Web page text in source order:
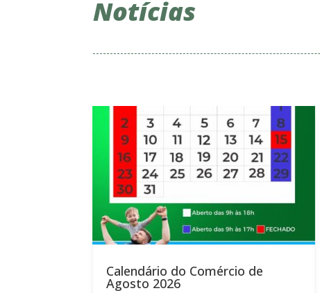
Notícias
Calendário do Comércio de
Agosto 2026